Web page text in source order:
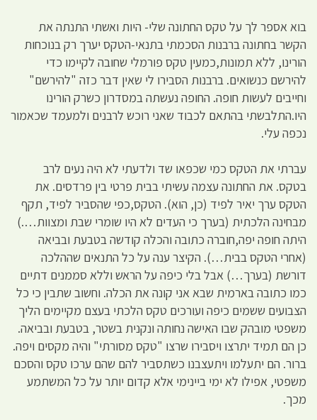
בוא אספר לך על טקס החתונה שלי- היות ואשתי התנתה את
הקשר בחתונה ברבנות הסכמתי בתנאי-הטקס יערך רק בנוכחות
הורינו, ללא תמונות,כמעין טקס פורמלי שחובה לקיימו כדי
להירשם כנשואים. ברבנות הסבירו לי שאין דבר כזה "להירשם"
וחייבים לעשות חופה. החופה נעשתה במסדרון כשרק הורינו
היו.התלבשתי בהתאם לכבוד שאני רוכש לרבנים ולמעמד שכאמור
נכפה עלי.
עברתי את הטקס כמי שכפאו שד ולדעתי לא היה נעים לרב
בטקס. את החתונה עצמה עשיתי בבית פרטי בין פרדסים. את
הטקס ערך יאיר לפיד (כן, הוא). הטקס,כפי שהסביר לפיד, תקף
מבחינה הלכתית (בערך כי העדים לא היו שומרי שבת ומצוות….)
היתה חופה יפה,חוברה כתובה והכלה קודשה בטבעת ובביאה
(אחרי הטקס בבית…). הקיצר ענה על כל התנאים שההלכה
דורשת (בערך…) אבל בלי כיפה על הראש וללא סממנים דתיים
כמו כתובה בארמית שבא אני קונה את הכלה. וחשוב שתבין כי כל
הצבועים ששמים כיפה ועורכים טקס הלכתי בעצם מקיימים הליך
משפטי מובהק שבו האישה נחותה ונקנית בשטר, בטבעת ובביאה.
כן הם תמיד יתרצו ויסבירו שרצו "טקס מסורתי" והיה מקסים ויפה.
ברור. הם יתעלמו ויתעצבנו כשתסביר להם שהם ערכו טקס והסכם
משפטי, אפילו לא ימי ביינימי אלא קדום יותר על כל המשתמע
מכך.